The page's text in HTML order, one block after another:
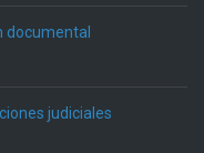
documental
judiciales